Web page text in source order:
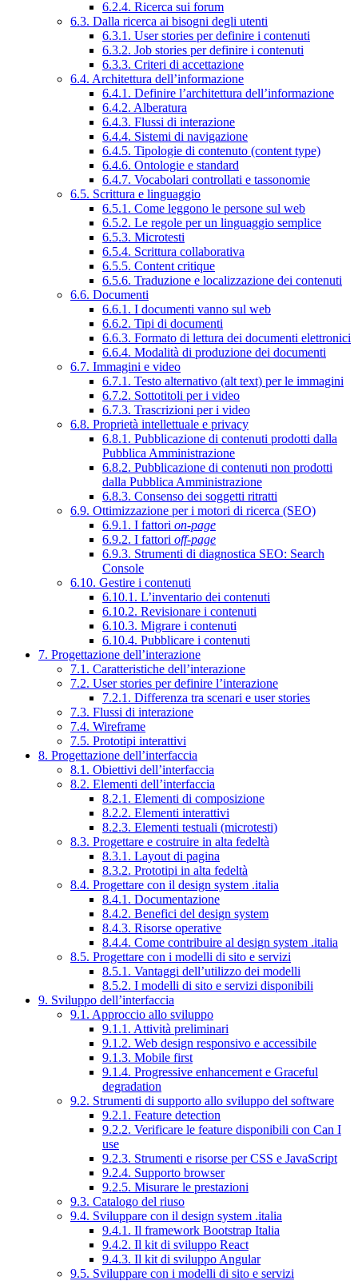
6.2.4. Ricerca sui forum
6.3. Dalla ricerca ai bisogni degli utenti
6.3.1. User stories per definire i contenuti
6.3.2. Job stories per definire i contenuti
6.3.3. Criteri di accettazione
6.4. Architettura dell’informazione
6.4.1. Definire l’architettura dell’informazione
6.4.2. Alberatura
6.4.3. Flussi di interazione
6.4.4. Sistemi di navigazione
6.4.5. Tipologie di contenuto (content type)
6.4.6. Ontologie e standard
6.4.7. Vocabolari controllati e tassonomie
6.5. Scrittura e linguaggio
6.5.1. Come leggono le persone sul web
6.5.2. Le regole per un linguaggio semplice
6.5.3. Microtesti
6.5.4. Scrittura collaborativa
6.5.5. Content critique
6.5.6. Traduzione e localizzazione dei contenuti
6.6. Documenti
6.6.1. I documenti vanno sul web
6.6.2. Tipi di documenti
6.6.3. Formato di lettura dei documenti elettronici
6.6.4. Modalità di produzione dei documenti
6.7. Immagini e video
6.7.1. Testo alternativo (alt text) per le immagini
6.7.2. Sottotitoli per i video
6.7.3. Trascrizioni per i video
6.8. Proprietà intellettuale e privacy
6.8.1. Pubblicazione di contenuti prodotti dalla
Pubblica Amministrazione
6.8.2. Pubblicazione di contenuti non prodotti
dalla Pubblica Amministrazione
6.8.3. Consenso dei soggetti ritratti
6.9. Ottimizzazione per i motori di ricerca (SEO)
6.9.1. I fattori on-page
6.9.2. I fattori off-page
6.9.3. Strumenti di diagnostica SEO: Search
Console
6.10. Gestire i contenuti
6.10.1. L’inventario dei contenuti
6.10.2. Revisionare i contenuti
6.10.3. Migrare i contenuti
6.10.4. Pubblicare i contenuti
7. Progettazione dell’interazione
7.1. Caratteristiche dell’interazione
7.2. User stories per definire l’interazione
7.2.1. Differenza tra scenari e user stories
7.3. Flussi di interazione
7.4. Wireframe
7.5. Prototipi interattivi
8. Progettazione dell’interfaccia
8.1. Obiettivi dell’interfaccia
8.2. Elementi dell’interfaccia
8.2.1. Elementi di composizione
8.2.2. Elementi interattivi
8.2.3. Elementi testuali (microtesti)
8.3. Progettare e costruire in alta fedeltà
8.3.1. Layout di pagina
8.3.2. Prototipi in alta fedeltà
8.4. Progettare con il design system .italia
8.4.1. Documentazione
8.4.2. Benefici del design system
8.4.3. Risorse operative
8.4.4. Come contribuire al design system .italia
8.5. Progettare con i modelli di sito e servizi
8.5.1. Vantaggi dell’utilizzo dei modelli
8.5.2. I modelli di sito e servizi disponibili
9. Sviluppo dell’interfaccia
9.1. Approccio allo sviluppo
9.1.1. Attività preliminari
9.1.2. Web design responsivo e accessibile
9.1.3. Mobile first
9.1.4. Progressive enhancement e Graceful
degradation
9.2. Strumenti di supporto allo sviluppo del software
9.2.1. Feature detection
9.2.2. Verificare le feature disponibili con Can I
use
9.2.3. Strumenti e risorse per CSS e JavaScript
9.2.4. Supporto browser
9.2.5. Misurare le prestazioni
9.3. Catalogo del riuso
9.4. Sviluppare con il design system .italia
9.4.1. Il framework Bootstrap Italia
9.4.2. Il kit di sviluppo React
9.4.3. Il kit di sviluppo Angular
9.5. Sviluppare con i modelli di sito e servizi